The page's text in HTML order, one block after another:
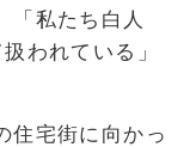
「私たち白人
われている」
住宅街に向かっ